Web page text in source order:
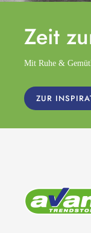
Zeit
Mit Ruhe &
ZUR